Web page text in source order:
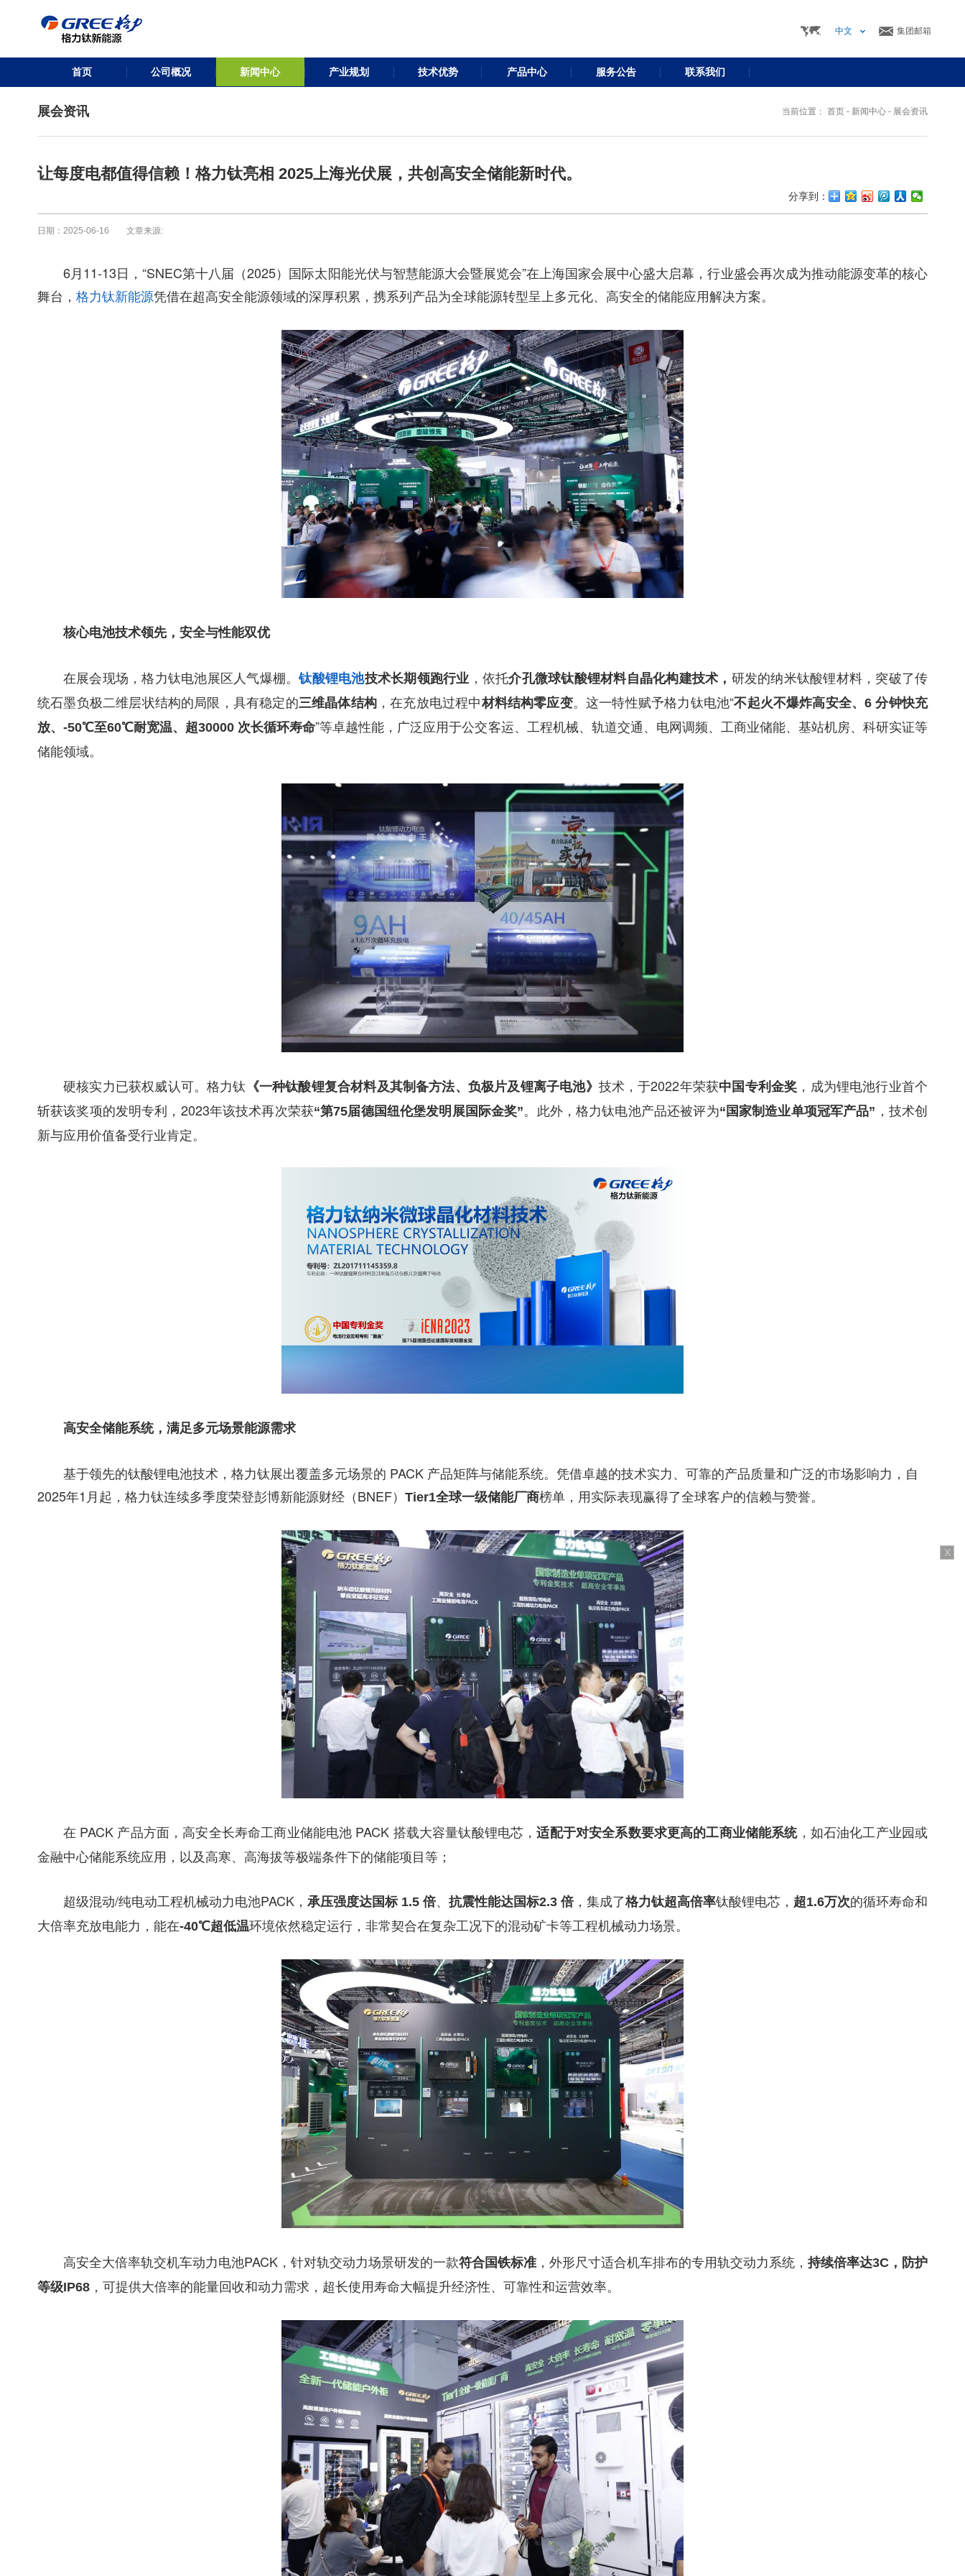
中文 集团邮箱
首页 公司概况 新闻中心 产业规划 技术优势 产品中心 服务公告 联系我们
展会资讯 当前位置： 首页 - 新闻中心 - 展会资讯
让每度电都值得信赖！格力钛亮相 2025上海光伏展，共创高安全储能新时代。
分享到：
日期：2025-06-16 文章来源:
6月11-13日，“SNEC第十八届（2025）国际太阳能光伏与智慧能源大会暨展览会”在上海国家会展中心盛大启幕，行业盛会再次成为推动能源变革的核心
舞台， 格力钛新能源凭借在超高安全能源领域的深厚积累，携系列产品为全球能源转型呈上多元化、高安全的储能应用解决方案。
核心电池技术领先，安全与性能双优
在展会现场，格力钛电池展区人气爆棚。钛酸锂电池技术长期领跑行业 ，依托介孔微球钛酸锂材料自晶化构建技术， 研发的纳米钛酸锂材料，突破了传
统石墨负极二维层状结构的局限，具有稳定的三维晶体结构，在充放电过程中材料结构零应变。这一特性赋予格力钛电池“不起火不爆炸高安全、6 分钟快充
放、-50℃至60℃耐宽温、超30000 次长循环寿命”等卓越性能，广泛应用于公交客运、工程机械、轨道交通、电网调频、工商业储能、基站机房、科研实证等
储能领域。
硬核实力已获权威认可。格力钛 《一种钛酸锂复合材料及其制备方法、负极片及锂离子电池》 技术，于2022年荣获中国专利金奖 ，成为锂电池行业首个
斩获该奖项的发明专利，2023年该技术再次荣获“第75届德国纽伦堡发明展国际金奖”。此外，格力钛电池产品还被评为“国家制造业单项冠军产品” ，技术创
新与应用价值备受行业肯定。
高安全储能系统，满足多元场景能源需求
基于领先的钛酸锂电池技术，格力钛展出覆盖多元场景的 PACK 产品矩阵与储能系统。凭借卓越的技术实力、可靠的产品质量和广泛的市场影响力，自
2025年1月起，格力钛连续多季度荣登彭博新能源财经（BNEF） Tier1全球一级储能厂商榜单，用实际表现赢得了全球客户的信赖与赞誉。
在 PACK 产品方面，高安全长寿命工商业储能电池 PACK 搭载大容量钛酸锂电芯，适配于对安全系数要求更高的工商业储能系统，如石油化工产业园或
金融中心储能系统应用，以及高寒、高海拔等极端条件下的储能项目等；
超级混动/纯电动工程机械动力电池PACK， 承压强度达国标 1.5 倍、 抗震性能达国标2.3 倍，集成了格力钛超高倍率钛酸锂电芯， 超1.6万次的循环寿命和
大倍率充放电能力，能在-40℃超低温环境依然稳定运行，非常契合在复杂工况下的混动矿卡等工程机械动力场景。
高安全大倍率轨交机车动力电池PACK，针对轨交动力场景研发的一款符合国铁标准 ，外形尺寸适合机车排布的专用轨交动力系统， 持续倍率达3C，防护
等级IP68 ，可提供大倍率的能量回收和动力需求，超长使用寿命大幅提升经济性、可靠性和运营效率。
X